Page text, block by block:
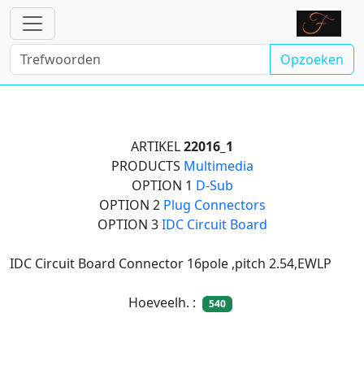
Opzoeken
ARTIKEL22016_1
PRODUCTS Multimedia
OPTION 1 D-Sub
OPTION 2 Plug Connectors
OPTION 3IDC Circuit Board
IDC Circuit Board Connector 16pole ,pitch 2.54,EWLP
Hoeveelh. : 540